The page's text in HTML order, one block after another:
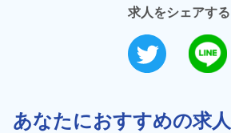
求人をシェアする
あなたにおすすめの求人